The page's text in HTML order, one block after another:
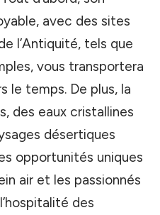
avec des sites
l’Antiquité, tels que
vous transportera
le temps. De plus, la
des eaux cristallines
désertiques
opportunités uniques
air et les passionnés
des